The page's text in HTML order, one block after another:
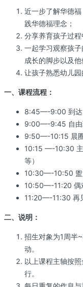
近一步了解华德
践华德福理念；
分享养育孩子过
一起学习观察孩
成长的脚步以及他
让孩子熟悉幼儿
一、课程流程：
8:45—-9:00 到达
9:00—-9:45 自由
9:50—-10:15 晨
10:15 —-10:30 主
等）
10:30—-10:50 盥
10:50—-11:20 偶
11:20—-11:30 再
二、说明：
招生对象为1周半
动。
以上课程主轴按
行。